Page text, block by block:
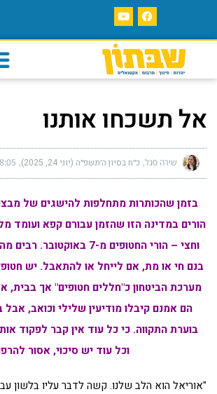
אל תשכחו אותנו
שירה סגל כ״ח בסיון ה׳תשפ״ה (יוני 24, 2025) 8:05 pm
בזמן שהכותרות מתחלפות להישגים של
הורים במדינה הזו שהזמן עבורם קפא ועומד
וחצי – הורי החטופים מ-7
בנם חי או מת, אם לייחל או להתאבל. יש
מערכת הביטחון כ"חללים חטופים" אך בבית,
הם אמנם קיבלו מודיעין שלילי וכואב, אבל
בוערת התקווה. כי כל עוד אין קבר לפקוד
וכל עוד יש סיכוי, אסור
"אוריאל הוא הלב שלנו. קשה לדבר עליו בלשון